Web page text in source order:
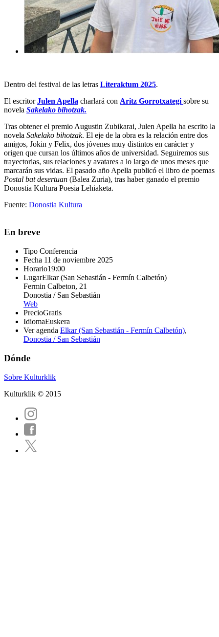
Dentro del festival de las letras Literaktum 2025.
El escritorJulen Apella charlará con Aritz Gorrotxategi sobre su
novela Sakelako bihotzak.
Tras obtener el premio Augustin Zubikarai, Julen Apella ha escrito la
novela Sakelako bihotzak. El eje de la obra es la relación entre dos
amigos, Jokin y Felix, dos jóvenes muy distintos en carácter y
origen que cursan los últimos años de universidad. Seguiremos sus
trayectorias, sus relaciones y avatares a lo largo de unos meses que
marcarán sus vidas. El pasado año Apella publicó el libro de poemas
Postal bat desertuan (Balea Zuria), tras haber ganado el premio
Donostia Kultura Poesia Lehiaketa.
Fuente: Donostia Kultura
En breve
Tipo Conferencia
Fecha 11 de noviembre 2025
Horario19:00
LugarElkar (San Sebastián - Fermín Calbetón)
Fermin Calbeton, 21
Donostia / San Sebastián
Web
PrecioGratis
IdiomaEuskera
Ver agenda Elkar (San Sebastián - Fermín Calbetón),
Donostia / San Sebastián
Dónde
Sobre Kulturklik
Kulturklik © 2015